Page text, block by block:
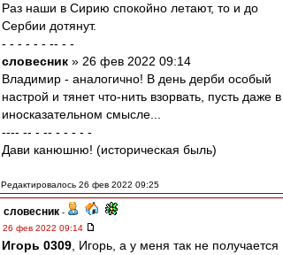
Раз наши в Сирию спокойно летают, то и до
Сербии дотянут.
- - - - - - -- - -
словесник » 26 фев 2022 09:14
Владимир - аналогично! В день дерби особый
настрой и тянет что-нить взорвать, пусть даже в
иносказательном смысле...
---- -- - -- - - - - -
Дави канюшню! (историческая быль)
Редактировалось 26 фев 2022 09:25
словесник -
26 фев 2022 09:14
Игорь 0309 , Игорь, а у меня так не получается